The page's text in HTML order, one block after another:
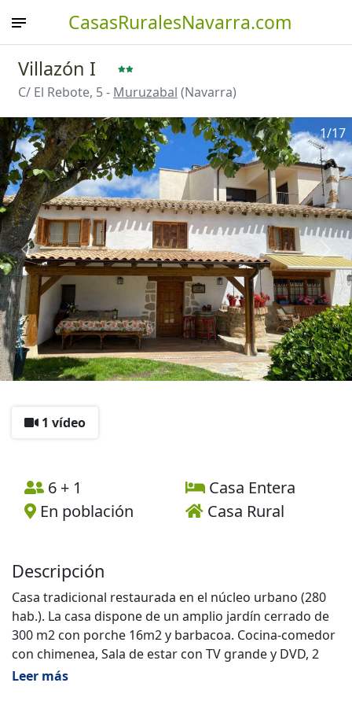
CasasRuralesNavarra.com
Villazón I
C/ El Rebote, 5 - Muruzabal (Navarra)
Anterior
1/17
1 vídeo
6 + 1
Casa Entera
En población
Casa Rural
Descripción
Casa tradicional restaurada en el núcleo urbano (280
hab.). La casa dispone de un amplio jardín cerrado de
300 m2 con porche 16m2 y barbacoa. Cocina-comedor
con chimenea, Sala de estar con TV grande y DVD, 2
Baños y Despensa. 3 habitaciones abuhardilladas con
Leer más